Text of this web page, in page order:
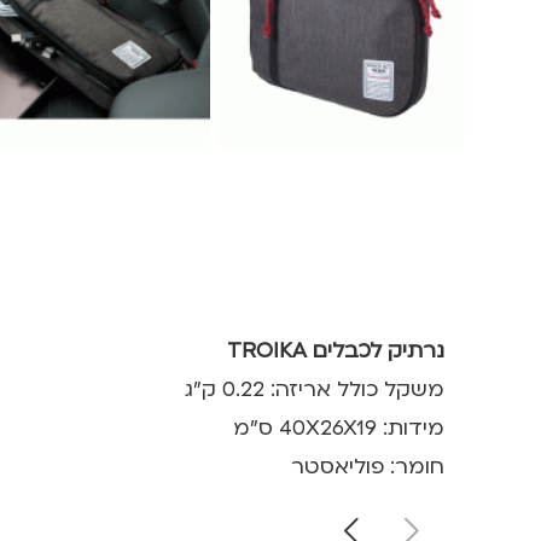
נרתיק לכבלים TROIKA
משקל כולל אריזה: 0.22 ק"ג
מידות: 40X26X19 ס"מ
חומר: פוליאסטר